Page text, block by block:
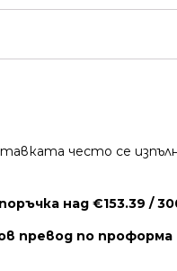
често се
над €153.39 /
превод по проформа